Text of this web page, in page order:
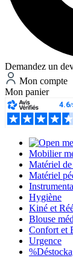
Demandez un
Mon compte
Mon panier
Mobilier
Matériel
Matériel
Hygiène
Kiné et
Blouse
Confort et
Urgence
%